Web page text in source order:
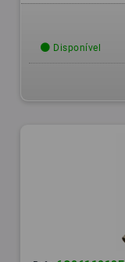
Disponível